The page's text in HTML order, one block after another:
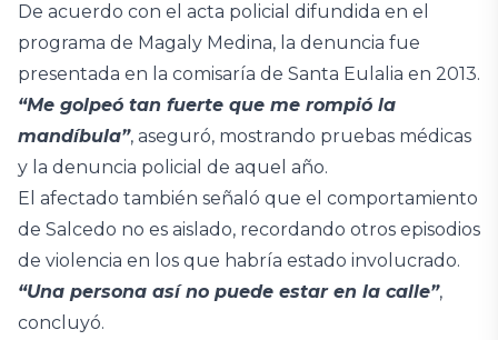
De acuerdo con el acta policial difundida en el
programa de Magaly Medina, la denuncia fue
presentada en la comisaría de Santa Eulalia en 2013.
“Me golpeó tan fuerte que me rompió la
mandíbula”, aseguró, mostrando pruebas médicas
y la denuncia policial de aquel año.
El afectado también señaló que el comportamiento
de Salcedo no es aislado, recordando otros episodios
de violencia en los que habría estado involucrado.
“Una persona así no puede estar en la calle”,
concluyó.